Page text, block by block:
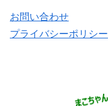
お問い合わせ
プライバシーポリシー